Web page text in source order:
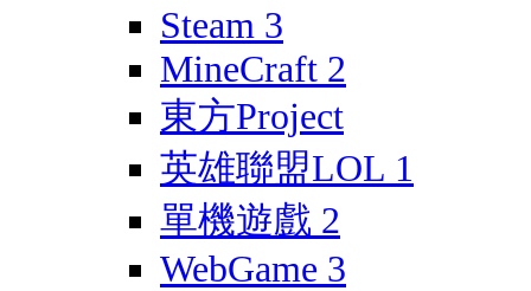
Steam 3
MineCraft 2
東方Project
英雄聯盟LOL 1
單機遊戲 2
WebGame 3